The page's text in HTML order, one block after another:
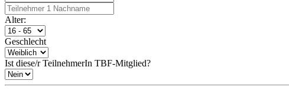
Alter:
Geschlecht
Ist diese/r TeilnehmerIn TBF-Mitglied?